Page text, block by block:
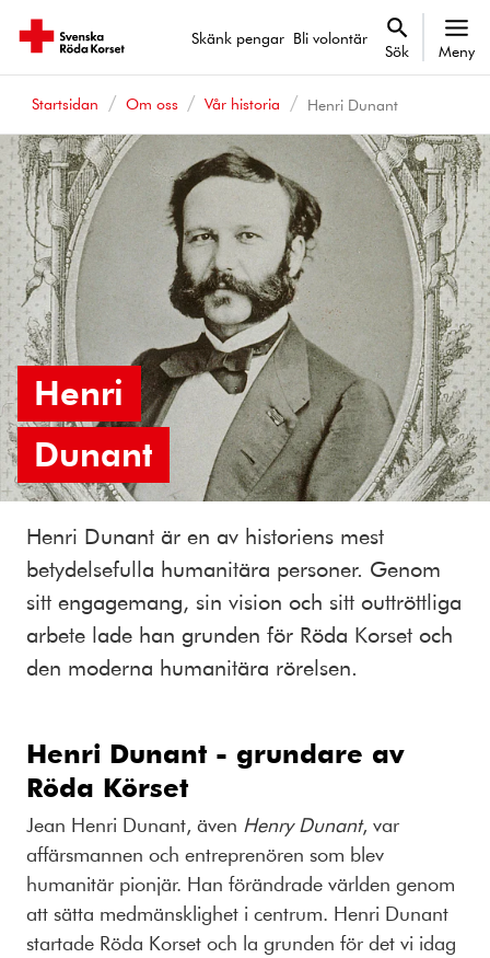
Skänk pengar Bli volontär
Sök Meny
Startsidan Om oss Vår historia Henri Dunant
Henri
Dunant
Henri Dunant är en av historiens mest
betydelsefulla humanitära personer. Genom
sitt engagemang, sin vision och sitt outtröttliga
arbete lade han grunden för Röda Korset och
den moderna humanitära rörelsen.
Henri Dunant - grundare av
Röda Körset
Jean Henri Dunant, även Henry Dunant, var
affärsmannen och entreprenören som blev
humanitär pionjär. Han förändrade världen genom
att sätta medmänsklighet i centrum. Henri Dunant
startade Röda Korset och la grunden för det vi idag